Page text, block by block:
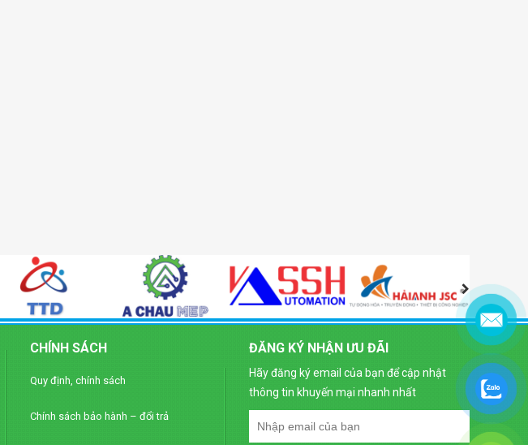
CHÍNH SÁCH
Quy định, chính sách
Chính sách bảo hành – đổi trả
ĐĂNG KÝ NHẬN ƯU ĐÃI
Hãy đăng ký email của bạn để cập nhật
thông tin khuyến mại nhanh nhất